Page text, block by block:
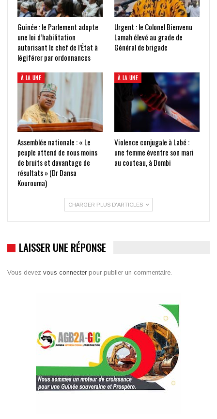
Guinée : le Parlement adopte
une loi d’habilitation
autorisant le chef de l’État à
légiférer par ordonnances
Urgent : le Colonel Bienvenu
Lamah élevé au grade de
Général de brigade
À LA UNE
Assemblée nationale : « Le
peuple attend de nous moins
de bruits et davantage de
résultats » (Dr Dansa
Kourouma)
À LA UNE
Violence conjugale à Labé :
une femme éventre son mari
au couteau, à Dombi
CHARGER PLUS D'ARTICLES
LAISSER UNE RÉPONSE
Vous devez vous connecter pour publier un commentaire.